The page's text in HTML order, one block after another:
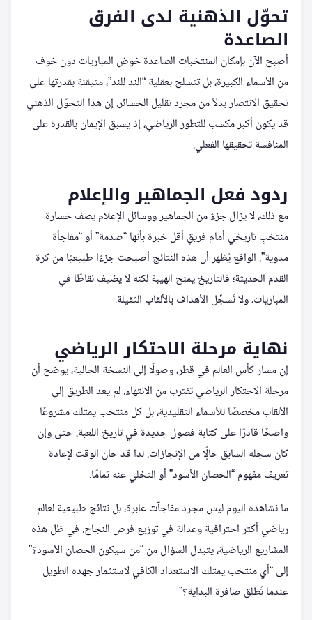
تحوّل الذهنية لدى الفرق
الصاعدة
أصبح الآن بإمكان المنتخبات الصاعدة خوض المباريات دون خوف
من الأسماء الكبيرة، بل تتسلح بعقلية “الند للند”، متيقنة بقدرتها على
تحقيق الانتصار بدلاً من مجرد تقليل الخسائر. إن هذا التحوّل الذهني
قد يكون أكبر مكسب للتطور الرياضي، إذ يسبق الإيمان بالقدرة على
المنافسة تحقيقها الفعلي.
ردود فعل الجماهير والإعلام
مع ذلك، لا يزال جزءٌ من الجماهير ووسائل الإعلام يصف خسارة
منتخبٍ تاريخي أمام فريقٍ أقل خبرة بأنها “صدمة” أو “مفاجأة
مدوية”. الواقع يُظهر أن هذه النتائج أصبحت جزءًا طبيعيًا من كرة
القدم الحديثة؛ فالتاريخ يمنح الهيبة لكنه لا يضيف نقاطًا في
المباريات، ولا تُسجِّل الأهداف بالألقاب الثقيلة.
نهاية مرحلة الاحتكار الرياضي
إن مسار كأس العالم في قطر، وصولًا إلى النسخة الحالية، يوضح أن
مرحلة الاحتكار الرياضي تقترب من الانتهاء. لم يعد الطريق إلى
الألقاب مخصصًا للأسماء التقليدية، بل كل منتخب يمتلك مشروعًا
واضحًا قادرًا على كتابة فصول جديدة في تاريخ اللعبة، حتى وإن
كان سجله السابق خالًٍا من الإنجازات. لذا قد حان الوقت لإعادة
تعريف مفهوم “الحصان الأسود” أو التخلي عنه تمامًا.
ما نشاهده اليوم ليس مجرد مفاجآت عابرة، بل نتائج طبيعية لعالم
رياضي أكثر احترافية وعدالة في توزيع فرص النجاح. في ظل هذه
المشاريع الرياضية، يتبدل السؤال من “من سيكون الحصان الأسود؟”
إلى “أي منتخب يمتلك الاستعداد الكافي لاستثمار جهده الطويل
عندما تُطلق صافرة البداية؟”